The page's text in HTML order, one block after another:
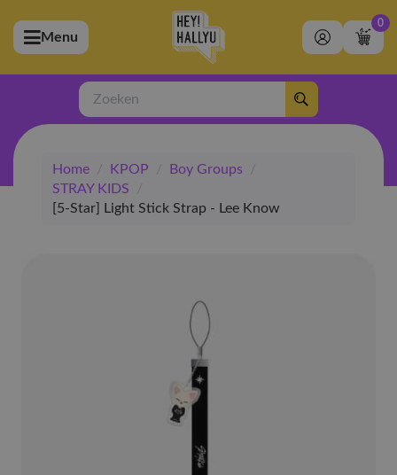
(Artiesten)
(Merchandise)
(Exclusive)
(Winkel)
Menu
0
Zoeken
Home / KPOP / Boy Groups
/
STRAY KIDS
/
[5-Star] Light Stick Strap - Lee Know